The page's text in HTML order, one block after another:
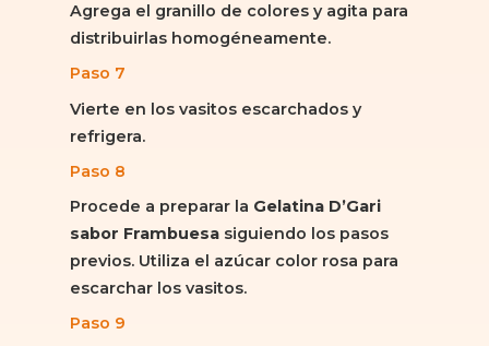
Agrega el granillo de colores y agita para
distribuirlas homogéneamente.
Paso 7
Vierte en los vasitos escarchados y
refrigera.
Paso 8
Procede a preparar la Gelatina D’Gari
sabor Frambuesa siguiendo los pasos
previos. Utiliza el azúcar color rosa para
escarchar los vasitos.
Paso 9